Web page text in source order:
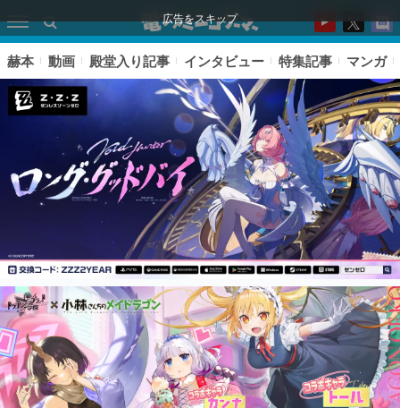
広告をスキップ
ピックアップ
電ファミのいま読まれている記事ランキング
アプリセール情報
赫本 動画 殿堂入り記事 インタビュー 特集記事 マンガ